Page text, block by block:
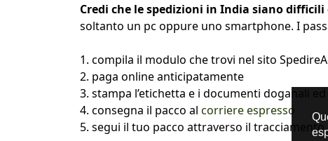
Credi che le spedizioni in India siano difficili
soltanto un pc oppure uno smartphone. I
1. compila il modulo che trovi nel sito
2. paga online anticipatamente
3. stampa l’etichetta e i documenti doganali ed
4. consegna il pacco al corriere espresso
5. segui il tuo pacco attraverso il